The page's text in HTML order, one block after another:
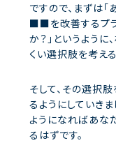
ですので、まずは
■■を改善するプラ
か？」というように
くい選択肢を考え
そして、その選択
るようにしていきま
ようになればあな
るはずです。